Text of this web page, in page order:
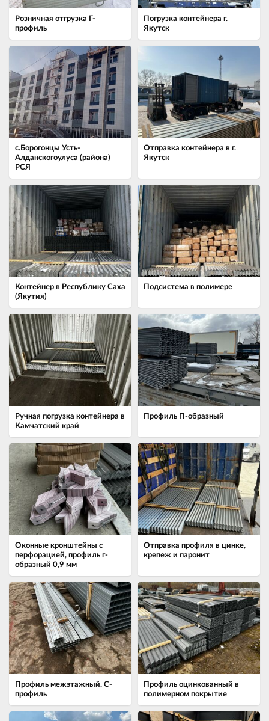
Розничная отгрузка Г-
профиль
Погрузка контейнера г.
Якутск
с.Борогонцы Усть-
Алданскогоулуса (района)
РСЯ
Отправка контейнера в г.
Якутск
Контейнер в Республику Саха
(Якутия)
Подсистема в полимере
Ручная погрузка контейнера в
Камчатский край
Профиль П-образный
Оконные кронштейны с
перфорацией, профиль г-
образный 0,9 мм
Отправка профиля в цинке,
крепеж и паронит
Профиль межэтажный. С-
профиль
Профиль оцинкованный в
полимерном покрытие